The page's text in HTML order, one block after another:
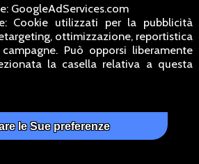
GoogleAdServices.com
Cookie utilizzati per la pubblicità
ottimizzazione, reportistica
Può opporsi liberamente
la casella relativa a questa